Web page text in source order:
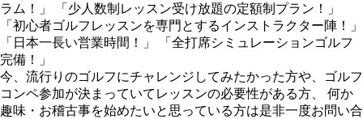
ラム！」 「少人数制レッスン受け放題の定額制プラン！」
「初心者ゴルフレッスンを専門とするインストラクター陣！」
「日本一長い営業時間！」 「全打席シミュレーションゴルフ
完備！」
今、流行りのゴルフにチャレンジしてみたかった方や、ゴルフ
コンペ参加が決まっていてレッスンの必要性がある方、 何か
趣味・お稽古事を始めたいと思っている方は是非一度お問い合